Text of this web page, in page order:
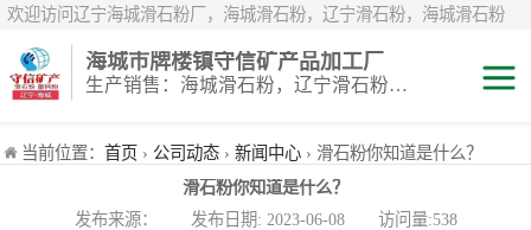
欢迎访问辽宁海城滑石粉厂，海城滑石粉，辽宁滑石粉，海城滑石粉
钙粉厂，辽宁白云石粉，海城白云石粉，辽宁鹅卵石，辽宁白鹅卵石，
辽宁雪花白砂，海城雪花白砂，岫岩雪花白砂，辽宁煅烧滑石粉，海城
海城市牌楼镇守信矿产品加工厂
生产销售：海城滑石粉，辽宁滑石粉，重钙粉，海城重钙粉，煅烧滑石颗粒等系列产品
当前位置： 首页 › 公司动态 › 新闻中心 › 滑石粉你知道是什么？
滑石粉你知道是什么？
发布来源： 发布日期: 2023-06-08 访问量:538
滑石粉
白云石粉